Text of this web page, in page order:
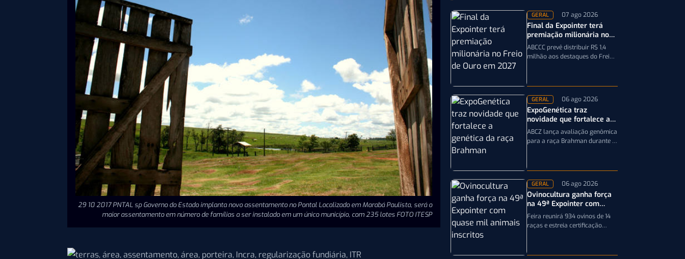
29 10 2017 PNTAL sp Governo do Estado implanta novo assentamento no Pontal Localizado em Marabá Paulista, será o
maior assentamento em número de famílias a ser instalado em um único município, com 235 lotes FOTO ITESP
GERAL 07 ago 2026
Final da Expointer terá
premiação milionária no
Freio de Ouro em 2027
ABCCC prevê distribuir R$ 1,4
milhão aos destaques do Freio
200 mil para…
GERAL 06 ago 2026
ExpoGenética traz
novidade que fortalece a
genética da raça Brahman
ABCZ lança avaliação genômica
para a raça Brahman durante a
dos rebanhos
GERAL 06 ago 2026
Ovinocultura ganha força
na 49ª Expointer com
quase mil animais
inscritos
Feira reunirá 934 ovinos de 14
raças e estreia certificação